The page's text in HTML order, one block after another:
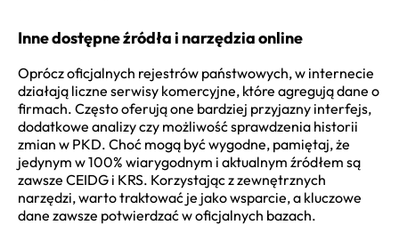
Inne dostępne źródła i narzędzia online
Oprócz oficjalnych rejestrów państwowych, w internecie
działają liczne serwisy komercyjne, które agregują dane o
firmach. Często oferują one bardziej przyjazny interfejs,
dodatkowe analizy czy możliwość sprawdzenia historii
zmian w PKD. Choć mogą być wygodne, pamiętaj, że
jedynym w 100% wiarygodnym i aktualnym źródłem są
zawsze CEIDG i KRS. Korzystając z zewnętrznych
narzędzi, warto traktować je jako wsparcie, a kluczowe
dane zawsze potwierdzać w oficjalnych bazach.